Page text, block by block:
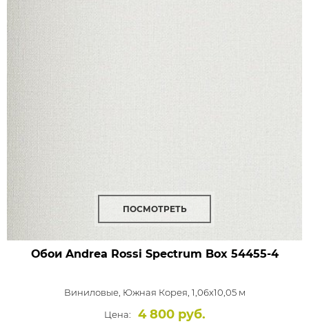
ПОСМОТРЕТЬ
Обои Andrea Rossi Spectrum Box54455-4
Виниловые, Южная Корея, 1,06x10,05 м
Цена:
4 800 руб.